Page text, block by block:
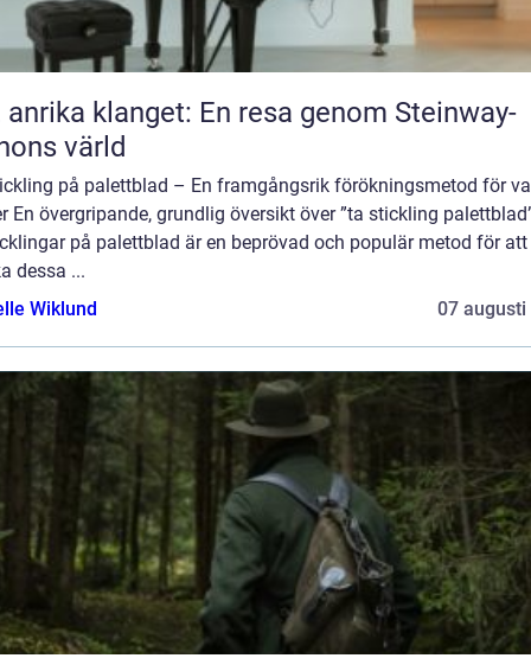
anrika klanget: En resa genom Steinway-
värld
på palettblad – En framgångsrik förökningsmetod för
En övergripande, grundlig översikt över ”ta stickling
på palettblad är en beprövad och populär metod för att
dessa ...
Wiklund
07 augusti